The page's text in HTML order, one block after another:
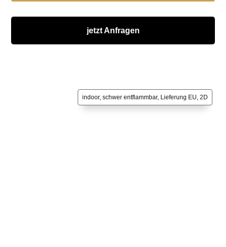
jetzt Anfragen
indoor, schwer entflammbar, Lieferung EU, 2D